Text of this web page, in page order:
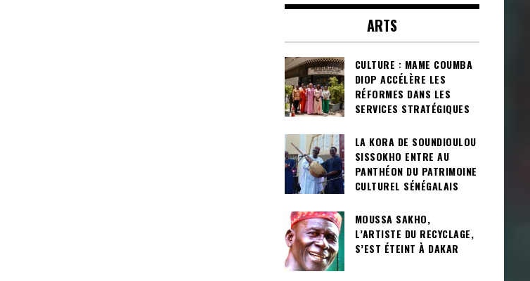
ARTS
CULTURE : MAME COUMBA
DIOP ACCÉLÈRE LES
RÉFORMES DANS LES
SERVICES STRATÉGIQUES
LA KORA DE SOUNDIOULOU
SISSOKHO ENTRE AU
PANTHÉON DU PATRIMOINE
CULTUREL SÉNÉGALAIS
MOUSSA SAKHO,
L’ARTISTE DU RECYCLAGE,
S’EST ÉTEINT À DAKAR